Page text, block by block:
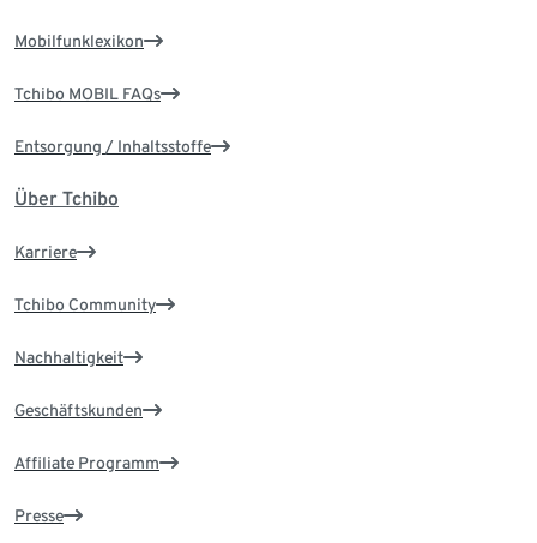
Mobilfunklexikon
Tchibo MOBIL FAQs
Entsorgung / Inhaltsstoffe
Über Tchibo
Karriere
Tchibo Community
Nachhaltigkeit
Geschäftskunden
Affiliate Programm
Presse